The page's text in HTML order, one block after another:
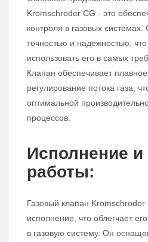
Kromschroder CG - это
контроля в газовых
точностью и надежностью,
использовать его в самых
Клапан обеспечивает
регулирование потока газа,
оптимальной
процессов.
Исполнение и
работы:
Газовый клапан
исполнение, что облегчает
в газовую систему. Он